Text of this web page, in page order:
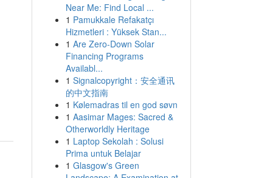
Near Me: Find Local ...
1 Pamukkale Refakatçı
Hizmetleri : Yüksek Stan...
1 Are Zero-Down Solar
Financing Programs
Availabl...
1 Signalcopyright：安全通讯
的中文指南
1 Kølemadras til en god søvn
1 Aasimar Mages: Sacred &
Otherworldly Heritage
1 Laptop Sekolah : Solusi
Prima untuk Belajar
1 Glasgow's Green